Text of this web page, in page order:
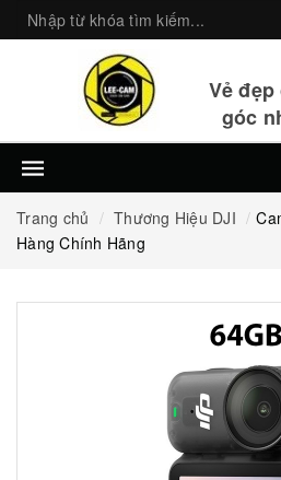
Vẻ
góc
Trang chủ Thương Hiệu DJI
Hàng Chính Hãng